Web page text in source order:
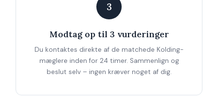
3
Modtag op til 3 vurderinger
Du kontaktes direkte af de matchede Kolding-
mæglere inden for 24 timer. Sammenlign og
beslut selv – ingen kræver noget af dig.